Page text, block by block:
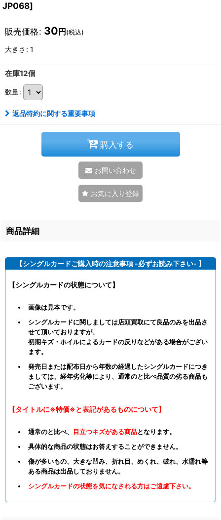
JP068]
販売価格: 30 円 (税込)
大きさ : 1
在庫12個
数量:
返品特約に関する重要事項
購入する
お問い合わせ
お気に入り登録
商品詳細
【シングルカードご購入時の注意事項 -必ずお読み下さい- 】
【シングルカードの状態について】
画像は見本です。
シングルカードに関しましては店頭買取にて良品のみを出品さ
せて頂いておりますが、
初期キズ・ホイルによるカードの反りなどがある場合がござい
ます。
発売日または配布日から年数の経過したシングルカードにつき
ましては、経年劣化等により、通常のと比べ品質の劣る商品も
ございます。
【タイトルに※特価※と表記があるものについて】
通常のと比べ、 目立つキズがある商品となります。
具体的な商品の状態はお答えすることができません。
傷が多いもの、大きな凹み、折れ目、めくれ、破れ、水濡れ等
ある商品は出品しておりません。
シングルカードの状態を気になされる方はご遠慮下さい。